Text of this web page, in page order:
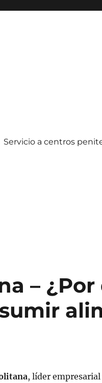
Servicio a centros
– ¿Por
, líder